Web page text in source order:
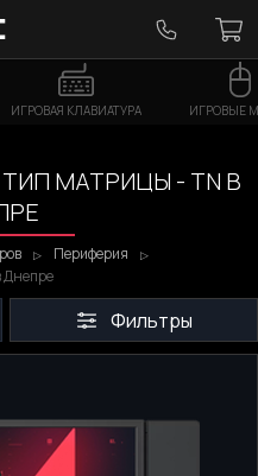
ИГРОВАЯ КЛАВИАТУРА ИГРОВЫЕ
МАТРИЦЫ - TN В
Периферия
Днепре
Фильтры